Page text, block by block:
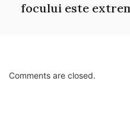
focului este
Comments are closed.